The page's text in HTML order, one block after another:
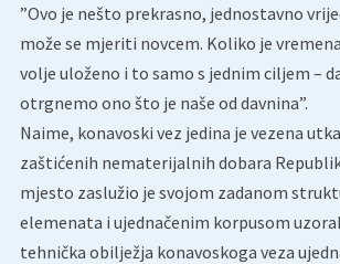
”Ovo je nešto prekrasno, jednostavno
može se mjeriti novcem. Koliko je
volje uloženo i to samo s jednim ciljem –
otrgnemo ono što je naše od davnina”.
Naime, konavoski vez jedina je vezena
zaštićenih nematerijalnih dobara
mjesto zaslužio je svojom zadanom
elemenata i ujednačenim korpusom
tehnička obilježja konavoskoga veza